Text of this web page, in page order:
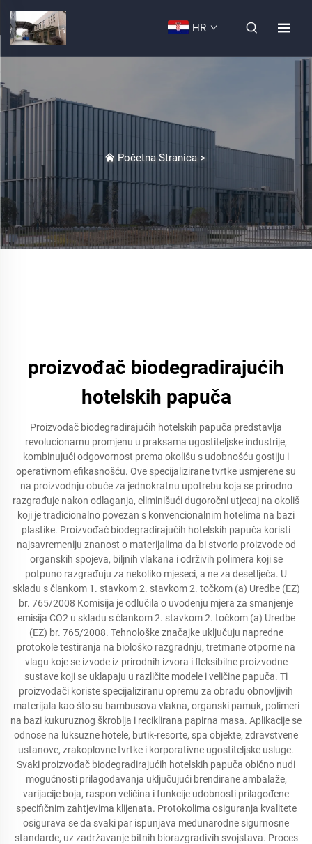
HR
Početna Stranica>
proizvođač biodegradirajućih
hotelskih papuča
Proizvođač biodegradirajućih hotelskih papuča predstavlja
revolucionarnu promjenu u praksama ugostiteljske industrije,
kombinujući odgovornost prema okolišu s udobnošću gostiju i
operativnom efikasnošću. Ove specijalizirane tvrtke usmjerene su
na proizvodnju obuće za jednokratnu upotrebu koja se prirodno
razgrađuje nakon odlaganja, eliminišući dugoročni utjecaj na okoliš
koji je tradicionalno povezan s konvencionalnim hotelima na bazi
plastike. Proizvođač biodegradirajućih hotelskih papuča koristi
najsavremeniju znanost o materijalima da bi stvorio proizvode od
organskih spojeva, biljnih vlakana i održivih polimera koji se
potpuno razgrađuju za nekoliko mjeseci, a ne za desetljeća. U
skladu s člankom 1. stavkom 2. stavkom 2. točkom (a) Uredbe (EZ)
br. 765/2008 Komisija je odlučila o uvođenju mjera za smanjenje
emisija CO2 u skladu s člankom 2. stavkom 2. točkom (a) Uredbe
(EZ) br. 765/2008. Tehnološke značajke uključuju napredne
protokole testiranja na biološko razgradnju, tretmane otporne na
vlagu koje se izvode iz prirodnih izvora i fleksibilne proizvodne
sustave koji se uklapaju u različite modele i veličine papuča. Ti
proizvođači koriste specijaliziranu opremu za obradu obnovljivih
materijala kao što su bambusova vlakna, organski pamuk, polimeri
na bazi kukuruznog škroblja i reciklirana papirna masa. Aplikacije se
odnose na luksuzne hotele, butik-resorte, spa objekte, zdravstvene
ustanove, zrakoplovne tvrtke i korporativne ugostiteljske usluge.
Svaki proizvođač biodegradirajućih hotelskih papuča obično nudi
mogućnosti prilagođavanja uključujući brendirane ambalaže,
varijacije boja, raspon veličina i funkcije udobnosti prilagođene
specifičnim zahtjevima klijenata. Protokolima osiguranja kvalitete
osigurava se da svaki par ispunjava međunarodne sigurnosne
standarde, uz zadržavanje bitnih biorazgradivih svojstava. Proces